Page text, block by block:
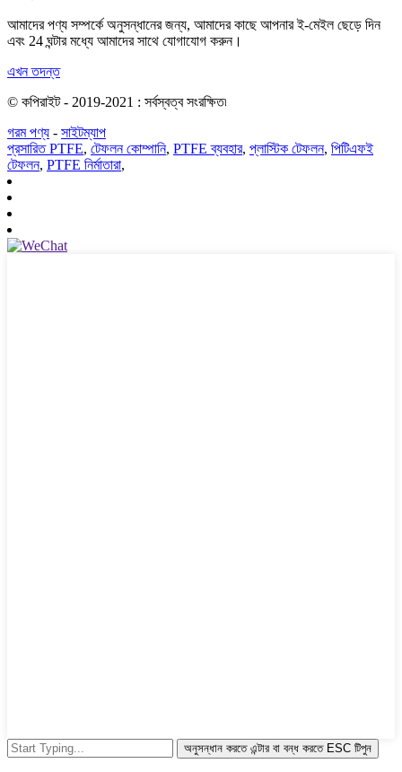
আমাদের পণ্য সম্পর্কে অনুসন্ধানের জন্য, আমাদের কাছে আপনার ই-মেইল ছেড়ে দিন
এবং 24 ঘন্টার মধ্যে আমাদের সাথে যোগাযোগ করুন।
এখন তদন্ত
© কপিরাইট - 2019-2021 : সর্বস্বত্ব সংরক্ষিত৷
গরম পণ্য - সাইটম্যাপ
প্রসারিত PTFE, টেফলন কোম্পানি, PTFE ব্যবহার, প্লাস্টিক টেফলন, পিটিএফই
টেফলন, PTFE নির্মাতারা,
অনুসন্ধান করতে এন্টার বা বন্ধ করতে ESC টিপুন